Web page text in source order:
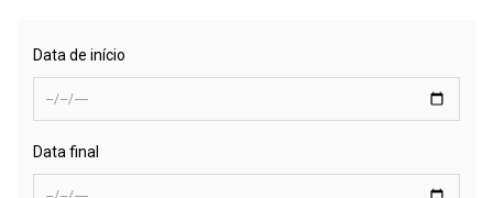
Data de início
Data final